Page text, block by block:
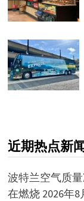
近期热点新闻
波特兰空气质
在燃烧 2026年8